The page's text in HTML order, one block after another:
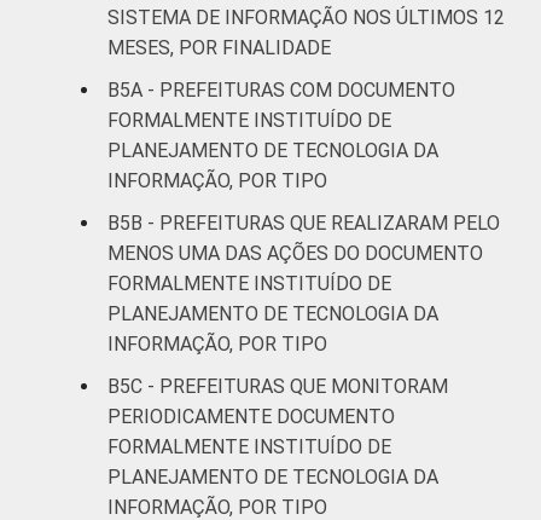
SISTEMA DE INFORMAÇÃO NOS ÚLTIMOS 12
MESES, POR FINALIDADE
B5A - PREFEITURAS COM DOCUMENTO
FORMALMENTE INSTITUÍDO DE
PLANEJAMENTO DE TECNOLOGIA DA
INFORMAÇÃO, POR TIPO
B5B - PREFEITURAS QUE REALIZARAM PELO
MENOS UMA DAS AÇÕES DO DOCUMENTO
FORMALMENTE INSTITUÍDO DE
PLANEJAMENTO DE TECNOLOGIA DA
INFORMAÇÃO, POR TIPO
B5C - PREFEITURAS QUE MONITORAM
PERIODICAMENTE DOCUMENTO
FORMALMENTE INSTITUÍDO DE
PLANEJAMENTO DE TECNOLOGIA DA
INFORMAÇÃO, POR TIPO